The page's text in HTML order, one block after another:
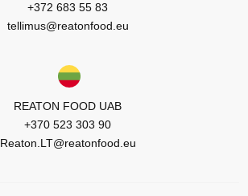
+372 683 55 83
tellimus@reatonfood.eu
REATON FOOD UAB
+370 523 303 90
Reaton.LT@reatonfood.eu